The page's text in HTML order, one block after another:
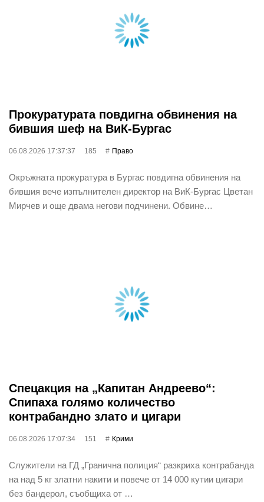
Прокуратурата повдигна обвинения на
бившия шеф на ВиК-Бургас
06.08.2026 17:37:37 185 Право
Окръжната прокуратура в Бургас повдигна обвинения на
бившия вече изпълнителен директор на ВиК-Бургас Цветан
Мирчев и още двама негови подчинени. Обвине…
Спецакция на „Капитан Андреево“:
Спипаха голямо количество
контрабандно злато и цигари
06.08.2026 17:07:34 151 Крими
Служители на ГД „Гранична полиция“ разкриха контрабанда
на над 5 кг златни накити и повече от 14 000 кутии цигари
без бандерол, съобщиха от …